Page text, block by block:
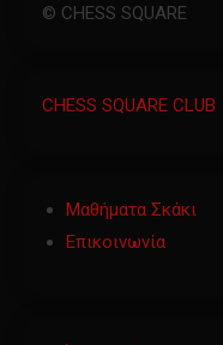
© CHESS SQUARE
CHESS SQUARE CLUB
Μαθήματα Σκάκι
Επικοινωνία